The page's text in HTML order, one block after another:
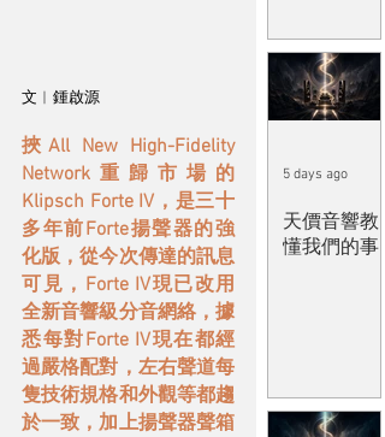
文︱鍾啟源
挾All New High-Fidelity
Network重歸市場的
Klipsch Forte IV，是三十
多年前Forte揚聲器的強
化版，從今次傳達的訊息
可見，Forte IV現已改用
全新音響級分音網絡，據
悉每對Forte IV現在都經
過嚴格配對，左右聲道每
隻技術規格和外觀等都趨
於一致，加上揚聲器聲箱
天價音響教
懂我們的事
5 days ago